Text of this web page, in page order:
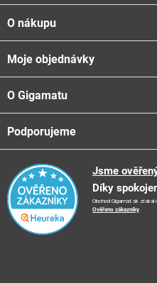
á
p
a
O nákupu
Proč nakupovat u nás
Platba - možnosti
Centrála a odběrná místa
Reklamační řád
Vrácení zboží a reklamace
Doporučení při nákupu
Ochrana osobních údajů
Moje objednávky
Přihlásit
O Gigamatu
📞Kontakty
📺TV reklama
📝Blog
🤝 Partneři
Podporujeme
Podporujeme
🏨FN Bulovka
🏨Nemocnice Homolka
Jsme
Díky
Obchod Gigamat.sk
Ověřeno zákazníky.